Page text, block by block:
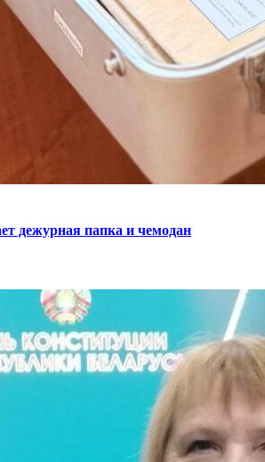
дежурная папка и чемодан